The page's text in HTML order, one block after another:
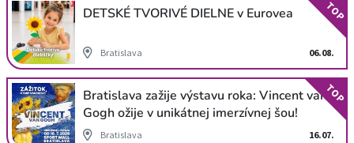
DETSKÉ TVORIVÉ DIELNE v Eurovea
Bratislava 06.08.
TOP
Bratislava zažije výstavu roka: Vincent van
Gogh ožije v unikátnej imerzívnej šou!
Bratislava 16.07.
TOP